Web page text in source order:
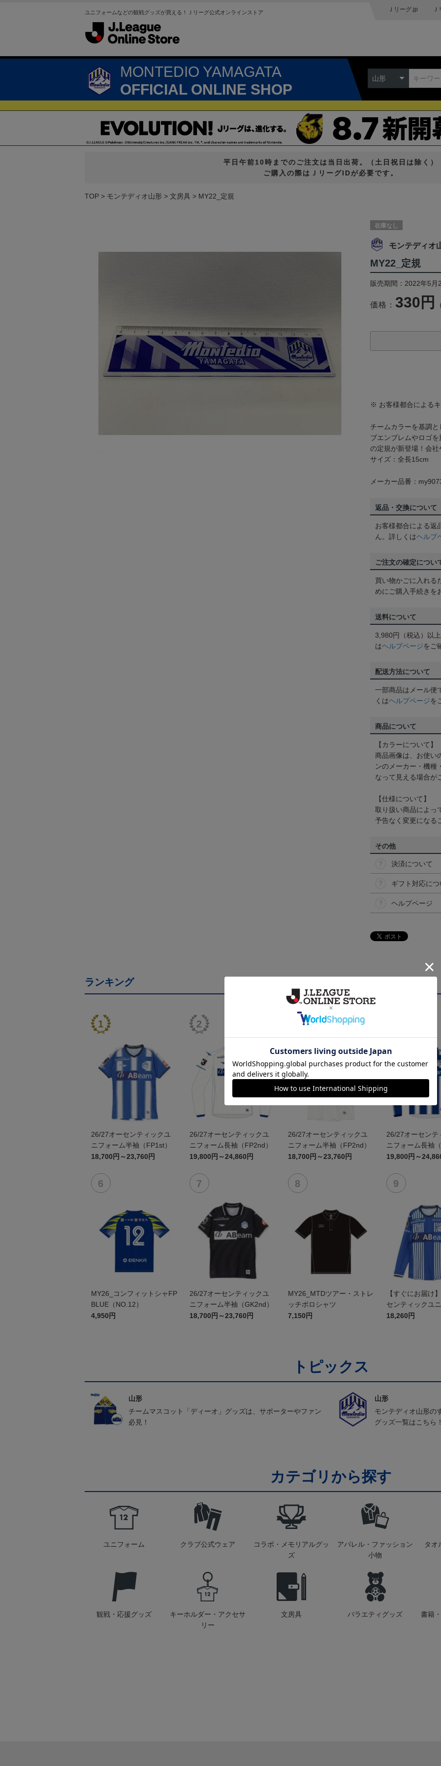
ユニフォームなどの観戦グッズが買える！Ｊリーグ公式オンラインストア Ｊリーグ.jp
MONTEDIO YAMAGATA
OFFICIAL ONLINE SHOP
山形
平日午前10時までのご注文は当日出荷。（土日祝日は除く）
ご購入の際はＪリーグIDが必要です。
TOP モンテディオ山形 文房具 MY22_定規
在庫なし
モンテディオ
MY22_定規
販売期間：2022年5
価格： 330円
※ お客様都合による
チームカラーを基調
ブエンブレムやロゴ
の定規が新登場！会
サイズ：全長15cm
メーカー品番：
返品・交換について
お客様都合による返
ん。詳しくはヘルプ
ご注文の確定につい
買い物かごに入れる
めにご購入手続きを
送料について
3,980円（税込）以
はヘルプページをご
配送方法について
一部商品はメール便
くはヘルプページを
商品について
【カラーについて】
商品画像は、お使い
ンのメーカー・機種
なって見える場合が
【仕様について】
取り扱い商品によっ
予告なく変更になる
その他
決済について
ギフト対応に
ヘルプページ
ランキング
26/27オーセンティックユ
ニフォーム半袖（FP1st）
18,700円～23,760円
26/27オーセンティックユ
ニフォーム長袖（FP2nd）
19,800円～24,860円
26/27オーセンティックユ
ニフォーム半袖（FP2nd）
18,700円～23,760円
26/27オーセンテ
ニフォーム長袖
19,800円～
MY26_コンフィットシャFP
BLUE（NO.12）
4,950円
26/27オーセンティックユ
ニフォーム半袖（GK2nd）
18,700円～23,760円
MY26_MTDツアー・ストレ
ッチポロシャツ
7,150円
【すぐにお届け
センティックユ
FP1st（長袖）
18,260円
トピックス
山形
チームマスコット「ディーオ」グッズは、サポーターやファン
必見！
山形
モンテディオ山形の
グッズ一覧はこちら
カテゴリから探す
ユニフォーム クラブ公式ウェア
コラボ・メモリアルグッ
ズ
アパレル・ファッション
小物
タオ
観戦・応援グッズ
キーホルダー・アクセサ
リー
文房具 バラエティグッズ 書籍